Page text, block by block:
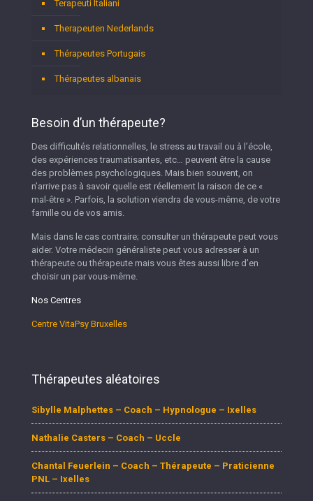
Terapeuti Italiani
Therapeuten Nederlands
Thérapeutes Portugais
Thérapeutes albanais
Besoin d’un thérapeute?
Des difficultés relationnelles, le stress au travail ou à l’école,
des expériences traumatisantes, etc… peuvent être la cause
des problèmes psychologiques. Mais bien souvent, on
n’arrive pas à savoir quelle est réellement la raison de ce «
mal-être ». Parfois, la solution viendra de vous-même, de votre
famille ou de vos amis.
Mais dans le cas contraire; consulter un thérapeute peut vous
aider. Votre médecin généraliste peut vous adresser à un
thérapeute ou thérapeute mais vous êtes aussi libre d’en
choisir un par vous-même.
Nos Centres
Centre VitaPsy Bruxelles
Thérapeutes aléatoires
Sibylle Malphettes – Coach – Hypnologue – Ixelles
Nathalie Casters – Coach – Uccle
Chantal Feuerlein – Coach – Thérapeute – Praticienne
PNL – Ixelles